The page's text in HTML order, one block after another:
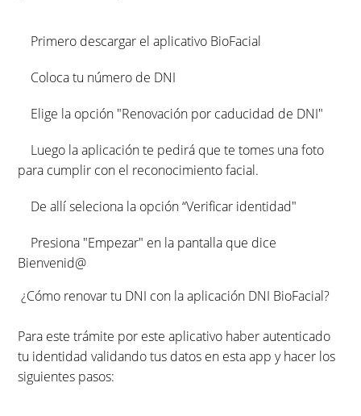
Primero descargar el aplicativo BioFacial
Coloca tu número de DNI
Elige la opción "Renovación por caducidad de DNI"
Luego la aplicación te pedirá que te tomes una foto
para cumplir con el reconocimiento facial.
De allí seleciona la opción “Verificar identidad"
Presiona "Empezar" en la pantalla que dice
Bienvenid@
¿Cómo renovar tu DNI con la aplicación DNI BioFacial?
Para este trámite por este aplicativo haber autenticado
tu identidad validando tus datos en esta app y hacer los
siguientes pasos: